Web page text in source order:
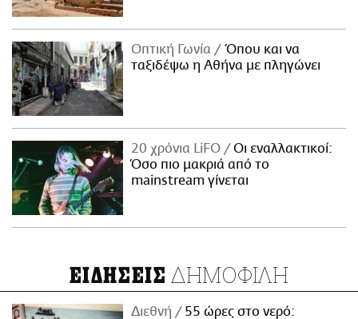
Οπτική Γωνία
Όπου και να
ταξιδέψω η Αθήνα με πληγώνει
20 χρόνια LiFO
Οι εναλλακτικοί:
Όσο πιο μακριά από το
mainstream γίνεται
ΕΙΔΗΣΕΙΣ ΔΗΜΟΦΙΛΗ
Διεθνή 55 ώρες στο νερό: